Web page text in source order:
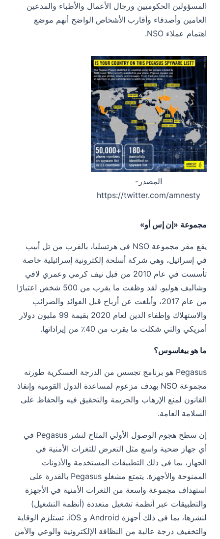
المسؤولين الحكوميين ورجال الأعمال والأطباء والمدعين
العامين وأصدقاء وأقارب الأشخاص الواضح أنهم موضع
اهتمام عملاء NSO.
المصدر-
https://twitter.com/amnesty
مجموعة «إن إس أو»
يقع مقر مجموعة NSO في هرتسليا، بالقرب من تل أبيب
في إسرائيل، وهي شركة أسلحة إلكترونية إسرائيلية خاصة
تأسست في عام 2010 من قبل نيف كرمي وعمري لافي
وشاليف هوليو. لقد وظفت ما يقرب من 500 شخص اعتبارًا
من عام 2017، وأبلغت عن أرباح قبل الفوائد والضرائب
والاستهلاك وإطفاء الدين لعام 2020 بقيمة 99 مليون دولار
أمريكي والتي شكلت ما يقرب من 40٪ من إيراداتها.
ما هو بيغاسوس؟
Pegasus هو برنامج تجسس من الدرجة العسكرية طورته
مجموعة NSO بهدف مزعوم لمساعدة الدول القومية وإنفاذ
القانون لمنع الإرهاب والجريمة والتحقيق فيه والحفاظ على
السلامة العامة.
إن سطح هجوم الوصول الأولي المتاح لنشر Pegasus في
أي جهاز ضحية واسع مثل التعرض للثغرات الأمنية في
الجهاز، بما في ذلك التطبيقات المستخدمة والأذونات
الممنوحة والأجهزة. يتمتع مشغلو Pegasus بالقدرة على
استهداف مجموعة واسعة من الثغرات الأمنية في الأجهزة
والتطبيقات عبر أنظمة تشغيل متعددة (أنظمة التشغيل)
لنشرها، بما في ذلك أجهزة Android و iOS. تستلزم الوقاية
والتخفيف درجة عالية من النظافة الإلكترونية والوعي والأمن